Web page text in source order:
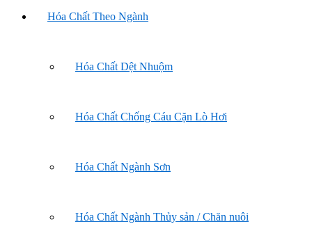
Hóa Chất Theo Ngành
Hóa Chất Dệt Nhuộm
Hóa Chất Chống Cáu Cặn Lò Hơi
Hóa Chất Ngành Sơn
Hóa Chất Ngành Thủy sản / Chăn nuôi